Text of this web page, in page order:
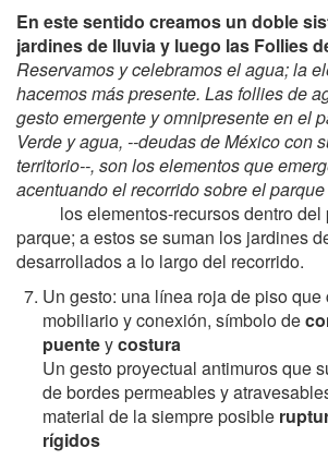
En este sentido creamos un doble
jardines de lluvia y luego las Follies
Reservamos y celebramos el agua; la
hacemos más presente. Las follies de
gesto emergente y omnipresente
Verde y agua, --deudas de México con
territorio--, son los elementos que
acentuando el recorrido sobre el
los elementos-recursos dentro del
parque; a estos se suman los jardines
desarrollados a lo largo del recorrido.
Un gesto: una línea roja de piso que
mobiliario y conexión, símbolo de
puenteycostura
Un gesto proyectual antimuros que
de bordes permeables y
material de la siempre posible
rígidos